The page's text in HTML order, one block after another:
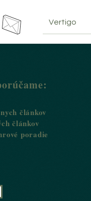
článkov
článkov
poradie
Vertigo